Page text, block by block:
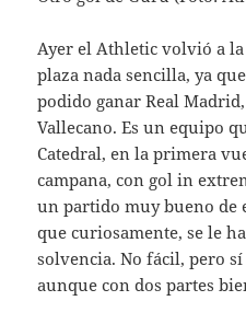
Ayer el Athletic volvió a
plaza nada sencilla, ya
podido ganar Real
Vallecano. Es un equipo
Catedral, en la primera
campana, con gol in
un partido muy bueno de
que curiosamente, se le
solvencia. No fácil, pero
aunque con dos partes